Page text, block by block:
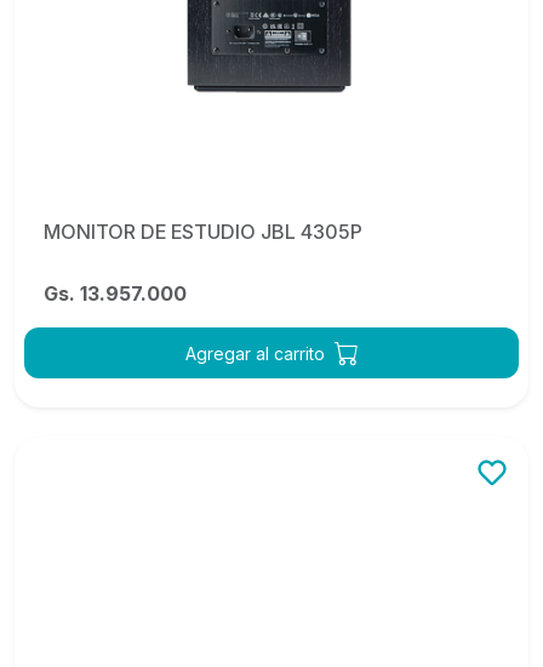
MONITOR DE ESTUDIO JBL 4305P
Gs. 13.957.000
Agregar al carrito